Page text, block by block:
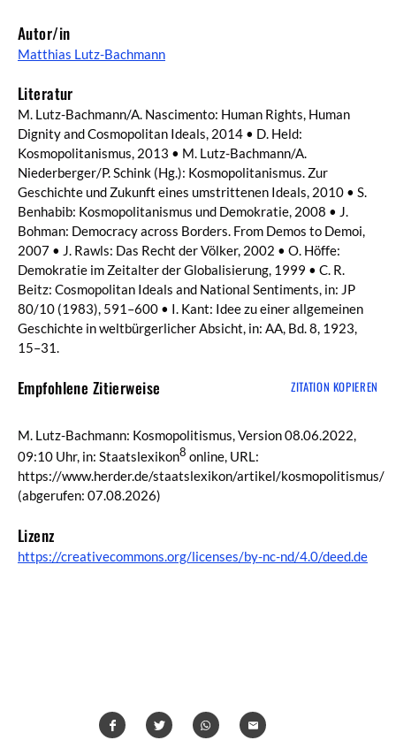
Autor/in
Matthias Lutz-Bachmann
Literatur
M. Lutz-Bachmann/A. Nascimento: Human Rights, Human
Dignity and Cosmopolitan Ideals, 2014 • D. Held:
Kosmopolitanismus, 2013 • M. Lutz-Bachmann/A.
Niederberger/P. Schink (Hg.): Kosmopolitanismus. Zur
Geschichte und Zukunft eines umstrittenen Ideals, 2010 • S.
Benhabib: Kosmopolitanismus und Demokratie, 2008 • J.
Bohman: Democracy across Borders. From Demos to Demoi,
2007 • J. Rawls: Das Recht der Völker, 2002 • O. Höffe:
Demokratie im Zeitalter der Globalisierung, 1999 • C. R.
Beitz: Cosmopolitan Ideals and National Sentiments, in: JP
80/10 (1983), 591–600 • I. Kant: Idee zu einer allgemeinen
Geschichte in weltbürgerlicher Absicht, in: AA, Bd. 8, 1923,
15–31.
Empfohlene Zitierweise ZITATION KOPIEREN
M. Lutz-Bachmann: Kosmopolitismus, Version 08.06.2022,
09:10 Uhr, in: Staatslexikon8 online, URL:
https://www.herder.de/staatslexikon/artikel/kosmopolitismus/
(abgerufen: 07.08.2026)
Lizenz
https://creativecommons.org/licenses/by-nc-nd/4.0/deed.de